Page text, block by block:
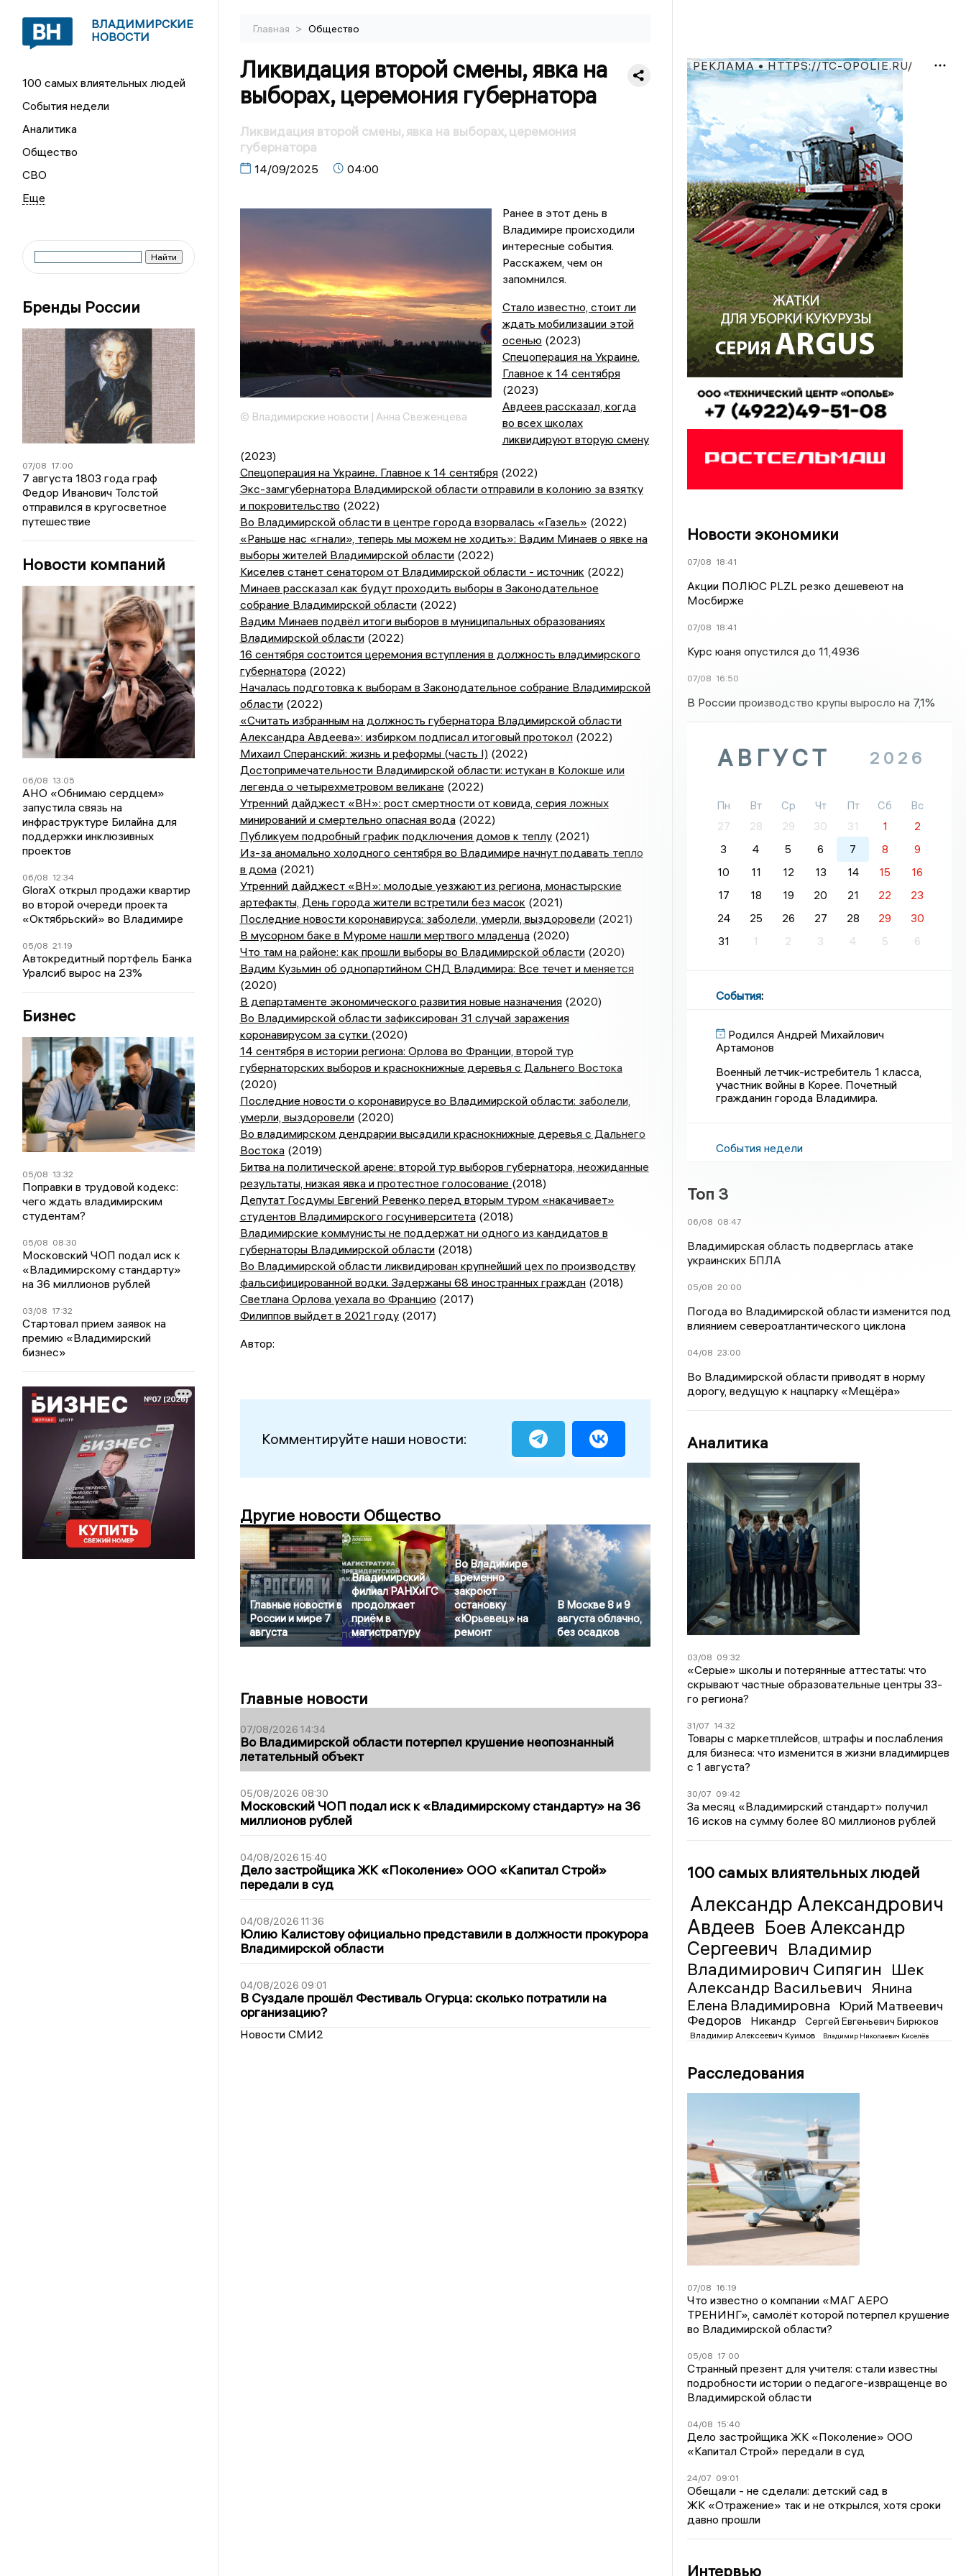
ВЛАДИМИРСКИЕ
НОВОСТИ
100 самых влиятельных людей
События недели
Аналитика
Общество
СВО
Бренды России
07/08 17:00
7 августа 1803 года граф
Федор Иванович Толстой
отправился в кругосветное
путешествие
Новости компаний
06/08 13:05
АНО «Обнимаю сердцем»
запустила связь на
инфраструктуре Билайна для
поддержки инклюзивных
проектов
06/08 12:34
GloraX открыл продажи квартир
во второй очереди проекта
«Октябрьский» во Владимире
05/08 21:19
Автокредитный портфель Банка
Уралсиб вырос на 23%
Бизнес
05/08 13:32
Поправки в трудовой кодекс:
чего ждать владимирским
студентам?
05/08 08:30
Московский ЧОП подал иск к
«Владимирскому стандарту»
на 36 миллионов рублей
03/08 17:32
Стартовал прием заявок на
премию «Владимирский
бизнес»
Главная > Общество
Ликвидация второй смены, явка на
выборах, церемония губернатора
Ликвидация второй смены, явка на выборах, церемония
губернатора
14/09/2025 04:00
© Владимирские новости | Анна Свеженцева
Ранее в этот день в
Владимире происходили
интересные события.
Расскажем, чем он
запомнился.
Стало известно, стоит ли
ждать мобилизации этой
осенью (2023)
Спецоперация на Украине.
Главное к 14 сентября
(2023)
Авдеев рассказал, когда
во всех школах
ликвидируют вторую смену
(2023)
Спецоперация на Украине. Главное к 14 сентября(2022)
Экс-замгубернатора Владимирской области отправили в колонию за взятку
и покровительство (2022)
Во Владимирской области в центре города взорвалась «Газель» (2022)
«Раньше нас «гнали», теперь мы можем не ходить»: Вадим Минаев о явке на
выборы жителей Владимирской области(2022)
Киселев станет сенатором от Владимирской области - источник (2022)
Минаев рассказал как будут проходить выборы в Законодательное
собрание Владимирской области(2022)
Вадим Минаев подвёл итоги выборов в муниципальных образованиях
Владимирской области(2022)
16 сентября состоится церемония вступления в должность владимирского
губернатора(2022)
Началась подготовка к выборам в Законодательное собрание Владимирской
области(2022)
«Считать избранным на должность губернатора Владимирской области
Александра Авдеева»: избирком подписал итоговый протокол(2022)
Михаил Сперанский: жизнь и реформы (часть I) (2022)
Достопримечательности Владимирской области: истукан в Колокше или
легенда о четырехметровом великане (2022)
Утренний дайджест «ВН»: рост смертности от ковида, серия ложных
минирований и смертельно опасная вода(2022)
Публикуем подробный график подключения домов к теплу(2021)
Из-за аномально холодного сентября во Владимире начнут подавать тепло
в дома(2021)
Утренний дайджест «ВН»: молодые уезжают из региона, монастырские
артефакты, День города жители встретили без масок (2021)
Последние новости коронавируса: заболели, умерли, выздоровели(2021)
В мусорном баке в Муроме нашли мертвого младенца(2020)
Что там на районе: как прошли выборы во Владимирской области(2020)
Вадим Кузьмин об однопартийном СНД Владимира: Все течет и меняется
(2020)
В департаменте экономического развития новые назначения(2020)
Во Владимирской области зафиксирован 31 случай заражения
коронавирусом за сутки (2020)
14 сентября в истории региона: Орлова во Франции, второй тур
губернаторских выборов и краснокнижные деревья с Дальнего Востока
(2020)
Последние новости о коронавирусе во Владимирской области: заболели,
умерли, выздоровели(2020)
Во владимирском дендрарии высадили краснокнижные деревья с Дальнего
Востока(2019)
Битва на политической арене: второй тур выборов губернатора, неожиданные
результаты, низкая явка и протестное голосование (2018)
Депутат Госдумы Евгений Ревенко перед вторым туром «накачивает»
студентов Владимирского госуниверситета(2018)
Владимирские коммунисты не поддержат ни одного из кандидатов в
губернаторы Владимирской области(2018)
Во Владимирской области ликвидирован крупнейший цех по производству
фальсифицированной водки. Задержаны 68 иностранных граждан(2018)
Светлана Орлова уехала во Францию (2017)
Филиппов выйдет в 2021 году(2017)
Автор:
Комментируйте наши новости:
Другие новости Общество
Главные новости в
России и мире 7
августа
Владимирский
филиал РАНХиГС
продолжает
приём в
магистратуру
Во Владимире
временно
закроют
остановку
«Юрьевец» на
ремонт
В Москве 8 и 9
августа облачно,
без осадков
Главные новости
07/08/2026 14:34
Во Владимирской области потерпел крушение неопознанный
летательный объект
05/08/2026 08:30
Московский ЧОП подал иск к «Владимирскому стандарту» на 36
миллионов рублей
04/08/2026 15:40
Дело застройщика ЖК «Поколение» ООО «Капитал Строй»
передали в суд
04/08/2026 11:36
Юлию Калистову официально представили в должности прокурора
Владимирской области
04/08/2026 09:01
В Суздале прошёл Фестиваль Огурца: сколько потратили на
организацию?
Новости СМИ2
РЕКЛАМА • HTTPS://TC-OPOLIE.RU/
Новости экономики
07/08 18:41
Акции ПОЛЮС PLZL резко дешевеют на
Мосбирже
07/08 18:41
Курс юаня опустился до 11,4936
07/08 16:50
В России производство крупы выросло на 7,1%
АВГУСТ 2026
Пн Вт Ср Чт Пт Сб
Вс
27
28 29 30 31 1
2
3
4 5 6 7 8
9
10
11 12 13 14 15
16
17
18 19 20 21 22
23
24
25 26 27 28 29
30
31
1 2 3 4 5 6
События:
Родился Андрей Михайлович
Артамонов
Военный летчик-истребитель 1 класса,
участник войны в Корее. Почетный
гражданин города Владимира.
События недели
Топ 3
06/08 08:47
Владимирская область подверглась атаке
украинских БПЛА
05/08 20:00
Погода во Владимирской области изменится под
влиянием североатлантического циклона
04/08 23:00
Во Владимирской области приводят в норму
дорогу, ведущую к нацпарку «Мещёра»
Аналитика
03/08 09:32
«Серые» школы и потерянные аттестаты: что
скрывают частные образовательные центры 33-
го региона?
31/07 14:32
Товары с маркетплейсов, штрафы и послабления
для бизнеса: что изменится в жизни владимирцев
с 1 августа?
30/07 09:42
За месяц «Владимирский стандарт» получил
16 исков на сумму более 80 миллионов рублей
100 самых влиятельных людей
Александр Александрович
Авдеев Боев Александр
Сергеевич Владимир
Владимирович Сипягин Шек
Александр Васильевич
Янина
Елена Владимировна
Юрий Матвеевич
Федоров
Никандр Сергей Евгеньевич Бирюков
Владимир Алексеевич Куимов Владимир Николаевич Киселёв
Расследования
07/08 16:19
Что известно о компании «МАГ АЕРО
ТРЕНИНГ», самолёт которой потерпел крушение
во Владимирской области?
05/08 17:00
Странный презент для учителя: стали известны
подробности истории о педагоге-извращенце во
Владимирской области
04/08 15:40
Дело застройщика ЖК «Поколение» ООО
«Капитал Строй» передали в суд
24/07 09:01
Обещали - не сделали: детский сад в
ЖК «Отражение» так и не открылся, хотя сроки
давно прошли
Интервью